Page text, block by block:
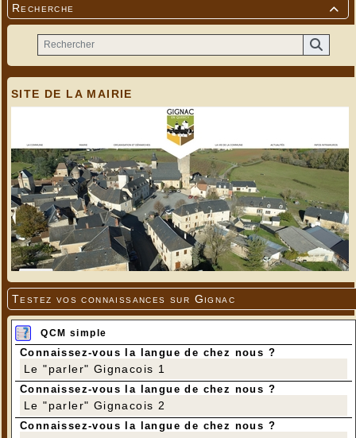

Recherche
SITE DE LA MAIRIE
Testez vos connaissances sur Gignac
QCM simple
Connaissez-vous la langue de chez nous ?
Le "parler" Gignacois 1
Connaissez-vous la langue de chez nous ?
Le "parler" Gignacois 2
Connaissez-vous la langue de chez nous ?